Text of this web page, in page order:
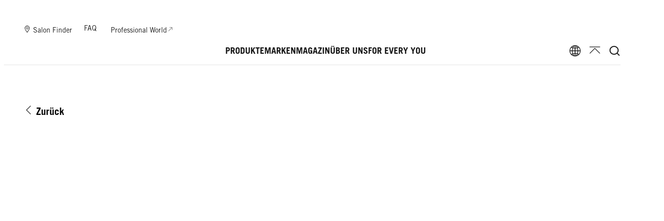
PRODUKTEMARKENMAGAZINÜBER UNSFOR EVERY YOU
Salon Finder FAQ Professional World
Zurück